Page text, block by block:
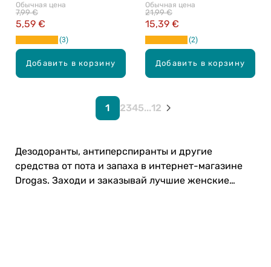
Добавить в корзину
65г
Обычная цена
5,59 €
7,99 €
3
Добавить в корзину
50мл
Обычная цена
15,39 €
21,99 €
2
1 2345...12
Дезодоранты, антиперспиранты и другие
средства от пота и запаха в интернет-магазине
Drogas. Заходи и заказывай лучшие женские